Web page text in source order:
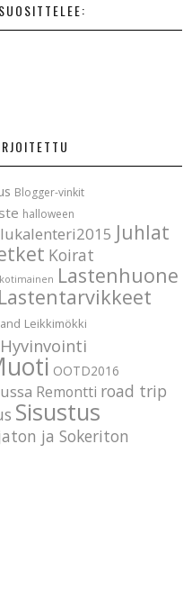
Blogger-vinkit
halloween
Juhlat
Koirat
Lastenhuone
Lastentarvikkeet
Leikkimökki
OOTD2016
Remontti road trip
Sisustus
ja Sokeriton